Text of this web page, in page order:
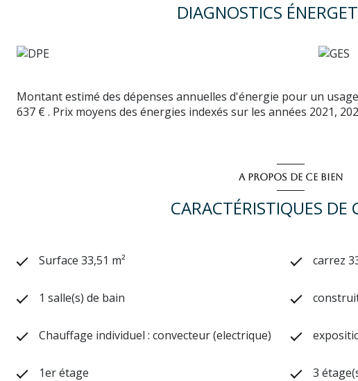
DIAGNOSTICS
Montant estimé des dépenses annuelles d'énergie pour un
637 € . Prix moyens des énergies indexés sur les années 2021,
A PROPOS DE CE BIEN
CARACTÉRISTIQUES DE
Surface 33,51 m² carrez
1 salle(s) de bain
Chauffage individuel : convecteur (electrique)
1er étage 3